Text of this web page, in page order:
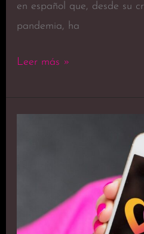
en español que, desde su
pandemia, ha
Leer más »
Parejas